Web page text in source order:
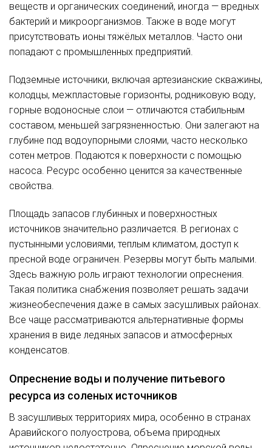
веществ и органических соединений, иногда — вредных
бактерий и микроорганизмов. Также в воде могут
присутствовать ионы тяжёлых металлов. Часто они
попадают с промышленных предприятий.
Подземные источники, включая артезианские скважины,
колодцы, межпластовые горизонты, родниковую воду,
горные водоносные слои — отличаются стабильным
составом, меньшей загрязненностью. Они залегают на
глубине под водоупорными слоями, часто несколько
сотен метров. Подаются к поверхности с помощью
насоса. Ресурс особенно ценится за качественные
свойства.
Площадь запасов глубинных и поверхностных
источников значительно различается. В регионах с
пустынными условиями, теплым климатом, доступ к
пресной воде ограничен. Резервы могут быть малыми.
Здесь важную роль играют технологии опреснения.
Такая политика снабжения позволяет решать задачи
жизнеобеспечения даже в самых засушливых районах.
Все чаще рассматриваются альтернативные формы
хранения в виде ледяных запасов и атмосферных
конденсатов.
Опреснение воды и получение питьевого
ресурса из соленых источников
В засушливых территориях мира, особенно в странах
Аравийского полуострова, объема природных